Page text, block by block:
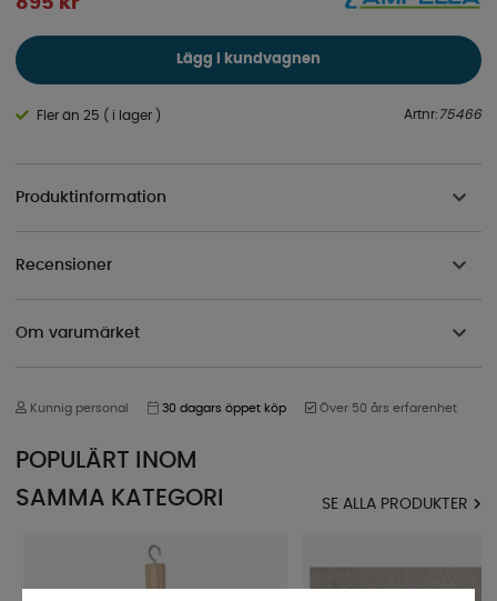
Lägg i kundvagnen
Fler än 25 ( i lager ) Artnr: 75466
Produktinformation
Recensioner
Om varumärket
Kunnig personal 30 dagars öppet köp Över 50 års erfarenhet
POPULÄRT INOM
SAMMA KATEGORI
SE ALLA PRODUKTER